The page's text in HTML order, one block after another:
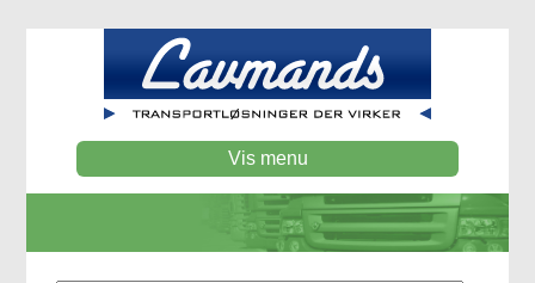
Vis menu